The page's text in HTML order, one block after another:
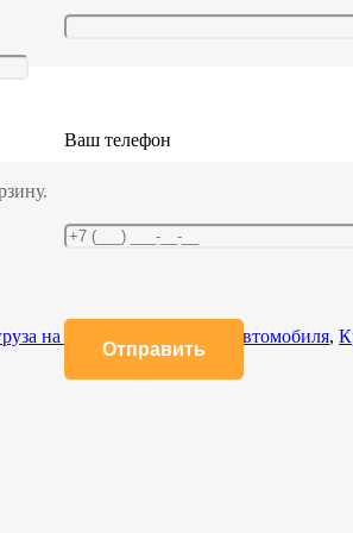
Ваш телефон
0,3/0,6тн с крюками (35.03.4.C(L)
на багажник легкового автомобиля,